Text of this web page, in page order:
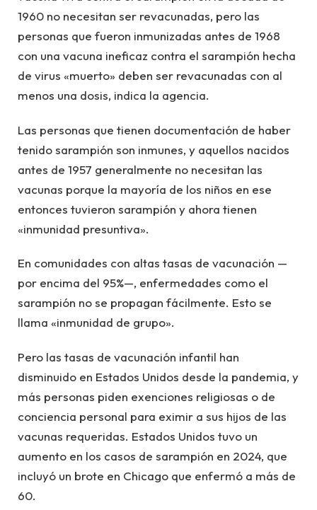
1960 no necesitan ser revacunadas, pero las
personas que fueron inmunizadas antes de 1968
con una vacuna ineficaz contra el sarampión hecha
de virus «muerto» deben ser revacunadas con al
menos una dosis, indica la agencia.
Las personas que tienen documentación de haber
tenido sarampión son inmunes, y aquellos nacidos
antes de 1957 generalmente no necesitan las
vacunas porque la mayoría de los niños en ese
entonces tuvieron sarampión y ahora tienen
«inmunidad presuntiva».
En comunidades con altas tasas de vacunación —
por encima del 95%—, enfermedades como el
sarampión no se propagan fácilmente. Esto se
llama «inmunidad de grupo».
Pero las tasas de vacunación infantil han
disminuido en Estados Unidos desde la pandemia, y
más personas piden exenciones religiosas o de
conciencia personal para eximir a sus hijos de las
vacunas requeridas. Estados Unidos tuvo un
aumento en los casos de sarampión en 2024, que
incluyó un brote en Chicago que enfermó a más de
60.